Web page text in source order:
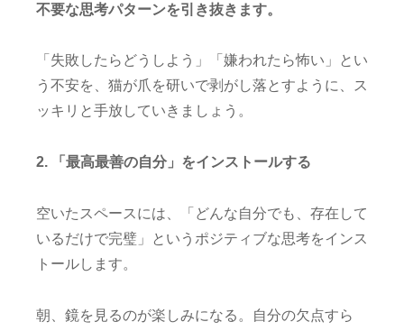
不要な思考パターンを引き抜きます。
「失敗したらどうしよう」「嫌われたら怖い」とい
う不安を、猫が爪を研いで剥がし落とすように、ス
ッキリと手放していきましょう。
2. 「最高最善の自分」をインストールする
空いたスペースには、「どんな自分でも、存在して
いるだけで完璧」というポジティブな思考をインス
トールします。
朝、鏡を見るのが楽しみになる。自分の欠点すら